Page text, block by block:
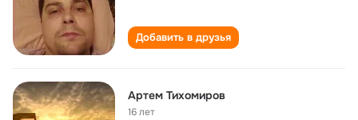
Добавить в друзья
Артем Тихомиров
16 лет